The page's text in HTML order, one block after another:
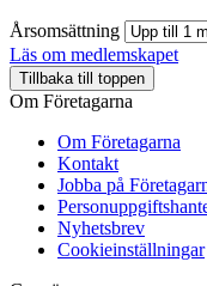
Årsomsättning
Läs om medlemskapet
Tillbaka till toppen
Om Företagarna
Om Företagarna
Kontakt
Jobba på
Nyhetsbrev
Cookieinställningar